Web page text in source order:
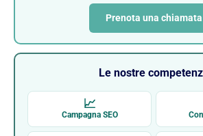
Prenota una chiamata
Le nostre
📈
Campagna SEO